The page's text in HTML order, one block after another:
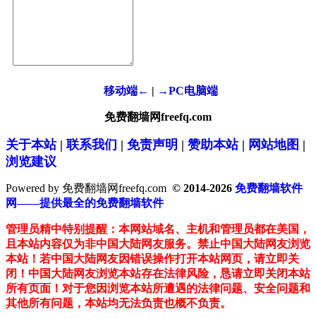
移动端← | →PC电脑端
免费翻墙网freefq.com
关于本站| 联系我们 | 免责声明 | 赞助本站| 网站地图 |
浏览建议
Powered by 免费翻墙网freefq.com © 2014-2026 免费翻墙软件
网——提供最全的免费翻墙软件
管理员精中特别提醒：本网站域名、主机和管理员都在美国，
且本站内容仅为非中国大陆网友服务。禁止中国大陆网友浏览
本站！若中国大陆网友因错误操作打开本站网页，请立即关
闭！中国大陆网友浏览本站存在法律风险，恳请立即关闭本站
所有页面！对于您因浏览本站所遭遇的法律问题、安全问题和
其他所有问题，本站均无法负责也概不负责。